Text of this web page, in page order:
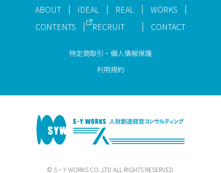
ABOUT IDEAL REAL
WORKS
CONTENTS
RECRUIT CONTACT
特定商取引・個人情報保護
利用規約
© S・Y WORKS CO.,LTD ALL RIGHTS RESERVED.